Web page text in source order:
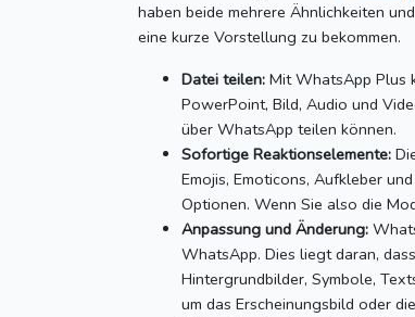
haben beide mehrere Ähnlichkeiten
eine kurze Vorstellung zu bekommen.
Datei teilen: Mit WhatsApp Plus
PowerPoint, Bild, Audio und
über WhatsApp teilen können.
Sofortige Reaktionselemente:
Emojis, Emoticons, Aufkleber
Optionen. Wenn Sie also die
Anpassung und Änderung:
WhatsApp. Dies liegt daran,
Hintergrundbilder, Symbole,
um das Erscheinungsbild oder